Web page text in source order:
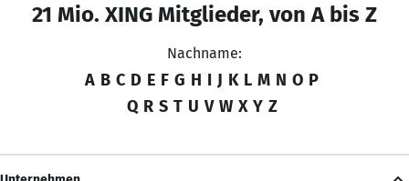
21 Mio. XING Mitglieder, von A bis Z
Nachname:
A B C D E F G H I J K L M N O P
Q R S T U V W X Y Z